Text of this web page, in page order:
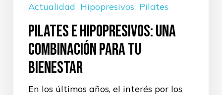
Actualidad Hipopresivos Pilates
Pilates e Hipopresivos: una
combinación para tu
bienestar
En los últimos años, el interés por los